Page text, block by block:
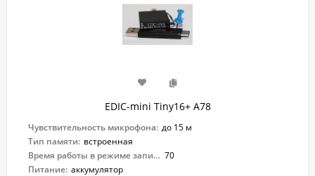
EDIC-mini Tiny16+ А78
Чувствительность микрофона: до 15 м
Тип памяти: встроенная
Время работы в режиме записи: 70
Питание: аккумулятор